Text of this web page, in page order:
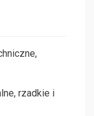
rzadkie i